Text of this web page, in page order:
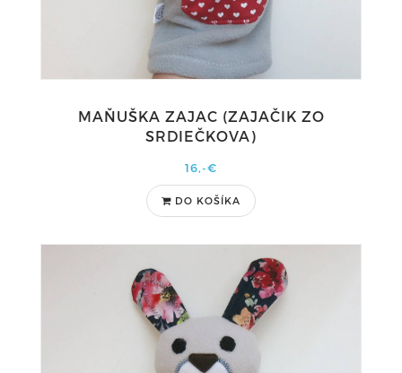
MAŇUŠKA ZAJAC (ZAJAČIK ZO
SRDIEČKOVA)
16,-€
DO KOŠÍKA